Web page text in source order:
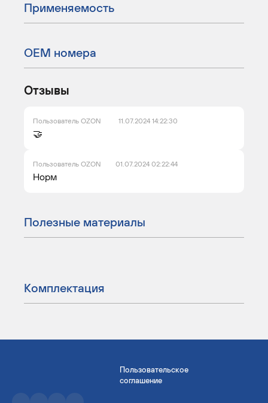
Применяемость
ОЕМ номера
Отзывы
Пользователь OZON 11.07.2024 14:22:30
🤝
Пользователь OZON 01.07.2024 02:22:44
Норм
Полезные материалы
Комплектация
Пользовательское
соглашение